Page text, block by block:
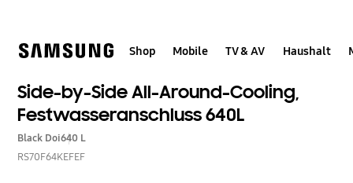
help
Shop Mobile TV & AV Haushalt
Side-by-Side All-Around-Cooling,
Festwasseranschluss 640L
Black Doi640 L
RS70F64KEFEF